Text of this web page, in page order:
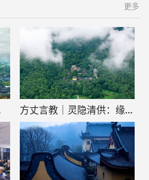
更多
之路 方丈言教｜灵隐清供：缘起于慈悲之心，植根于因果之理，体现于清净之行